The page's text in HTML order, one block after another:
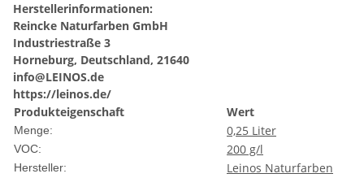
Herstellerinformationen:
Reincke Naturfarben GmbH
Industriestraße 3
Horneburg, Deutschland, 21640
info@LEINOS.de
https://leinos.de/
Produkteigenschaft
Wert
Menge: 0,25 Liter
VOC: 200 g/l
Hersteller: Leinos Naturfarben